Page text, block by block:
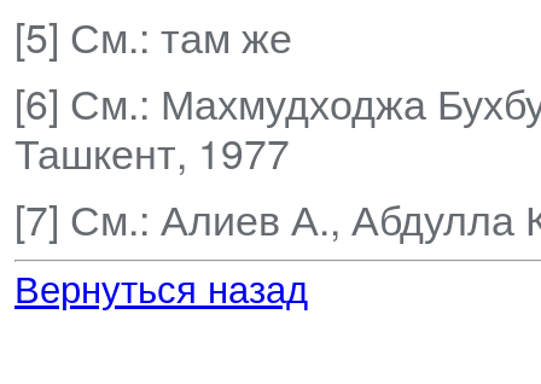
[5] См.: там же
[6] См.: Махмудходжа
Ташкент, 1977
[7] См.: Алиев А., Абдулла
Вернуться назад